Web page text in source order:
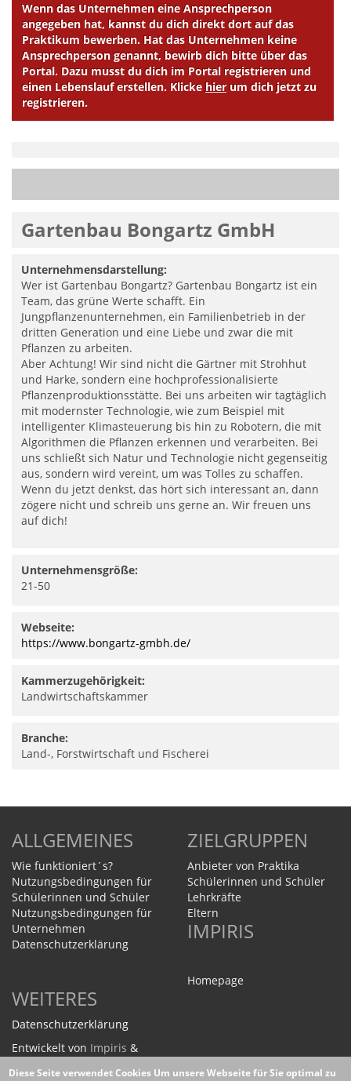
Wenn das Unternehmen eine Ansprechperson
angegeben hat, kannst du dich direkt dort auf das
Praktikum bewerben. Hat das Unternehmen keine
Ansprechperson genannt, bewirb dich bitte über das
Portal. Dazu musst du dich im Portal registrieren und
einen Lebenslauf erstellen. Klicke hier um dich jetzt zu
registrieren.
Gartenbau Bongartz GmbH
Unternehmensdarstellung:
Wer ist Gartenbau Bongartz? Gartenbau Bongartz ist ein
Team, das grüne Werte schafft. Ein
Jungpflanzenunternehmen, ein Familienbetrieb in der
dritten Generation und eine Liebe und zwar die mit
Pflanzen zu arbeiten.
Aber Achtung! Wir sind nicht die Gärtner mit Strohhut
und Harke, sondern eine hochprofessionalisierte
Pflanzenproduktionsstätte. Bei uns arbeiten wir tagtäglich
mit modernster Technologie, wie zum Beispiel mit
intelligenter Klimasteuerung bis hin zu Robotern, die mit
Algorithmen die Pflanzen erkennen und verarbeiten. Bei
uns schließt sich Natur und Technologie nicht gegenseitig
aus, sondern wird vereint, um was Tolles zu schaffen.
Wenn du jetzt denkst, das hört sich interessant an, dann
zögere nicht und schreib uns gerne an. Wir freuen uns
auf dich!
Unternehmensgröße:
21-50
Webseite:
https://www.bongartz-gmbh.de/
Kammerzugehörigkeit:
Landwirtschaftskammer
Branche:
Land-, Forstwirtschaft und Fischerei
ALLGEMEINES
Wie funktioniert´s?
Nutzungsbedingungen für
Schülerinnen und Schüler
Nutzungsbedingungen für
Unternehmen
Datenschutzerklärung
ZIELGRUPPEN
Anbieter von Praktika
Schülerinnen und Schüler
Lehrkräfte
Eltern
IMPIRIS
Homepage
WEITERES
Datenschutzerklärung
Entwickelt von Impiris &
Diese Seite verwendet Cookies Um unsere Webseite für Sie optimal zu